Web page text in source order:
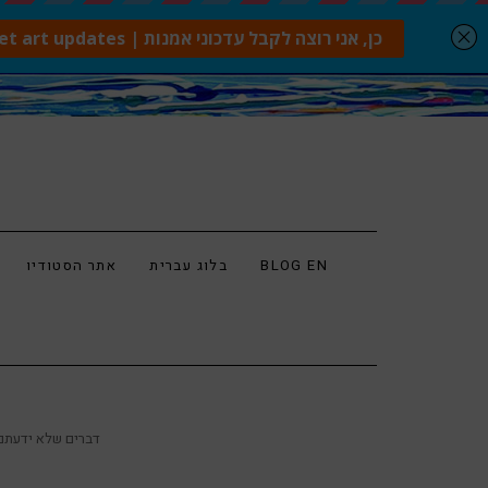
אתר הסטודיו בלוג עברית BLOG EN
12 דברים שלא ידעתם על